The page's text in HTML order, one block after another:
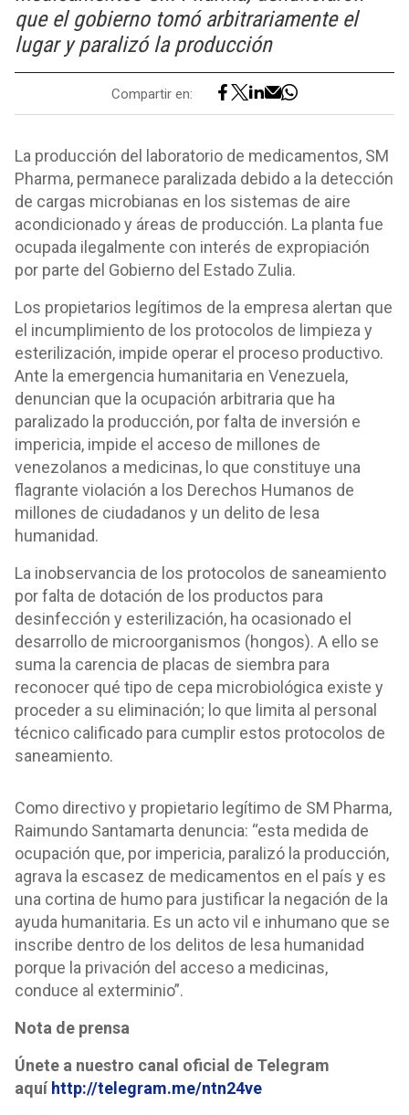
que el gobierno tomó arbitrariamente el
lugar y paralizó la producción
Compartir en:
La producción del laboratorio de medicamentos, SM
Pharma, permanece paralizada debido a la detección
de cargas microbianas en los sistemas de aire
acondicionado y áreas de producción. La planta fue
ocupada ilegalmente con interés de expropiación
por parte del Gobierno del Estado Zulia.
Los propietarios legítimos de la empresa alertan que
el incumplimiento de los protocolos de limpieza y
esterilización, impide operar el proceso productivo.
Ante la emergencia humanitaria en Venezuela,
denuncian que la ocupación arbitraria que ha
paralizado la producción, por falta de inversión e
impericia, impide el acceso de millones de
venezolanos a medicinas, lo que constituye una
flagrante violación a los Derechos Humanos de
millones de ciudadanos y un delito de lesa
humanidad.
La inobservancia de los protocolos de saneamiento
por falta de dotación de los productos para
desinfección y esterilización, ha ocasionado el
desarrollo de microorganismos (hongos). A ello se
suma la carencia de placas de siembra para
reconocer qué tipo de cepa microbiológica existe y
proceder a su eliminación; lo que limita al personal
técnico calificado para cumplir estos protocolos de
saneamiento.
Como directivo y propietario legítimo de SM Pharma,
Raimundo Santamarta denuncia: “esta medida de
ocupación que, por impericia, paralizó la producción,
agrava la escasez de medicamentos en el país y es
una cortina de humo para justificar la negación de la
ayuda humanitaria. Es un acto vil e inhumano que se
inscribe dentro de los delitos de lesa humanidad
porque la privación del acceso a medicinas,
conduce al exterminio”.
Nota de prensa
Únete a nuestro canal oficial de Telegram
aquí http://telegram.me/ntn24ve